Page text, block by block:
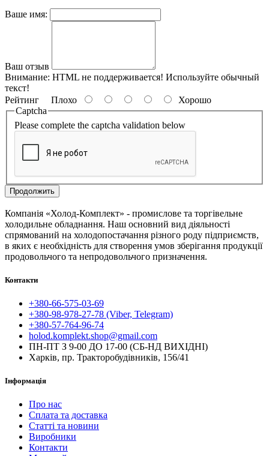
Ваше имя:
Ваш отзыв
Внимание: HTML не поддерживается! Используйте обычный
текст!
Рейтинг Плохо
Хорошо
Captcha
Please complete the captcha validation below
Продолжить
Компанія «Холод-Комплект» - промислове та торгівельне
холодильне обладнання. Наш основний вид діяльності
спрямований на холодопостачання різного роду підприємств,
в яких є необхідність для створення умов зберігання продукції
продовольчого та непродовольчого призначення.
Контакти
+380-66-575-03-69
+380-98-978-27-78 (Viber, Telegram)
+380-57-764-96-74
holod.komplekt.shop@gmail.com
ПН-ПТ З 9-00 ДО 17-00 (СБ-НД ВИХІДНІ)
Харків, пр. Тракторобудівників, 156/41
Інформація
Про нас
Сплата та доставка
Статті та новини
Виробники
Контакти